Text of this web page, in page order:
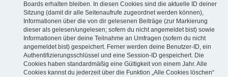
Boards erhalten bleiben. In diesen Cookies sind die aktuelle ID deiner
Sitzung (damit dir alle Seitenaufrufe zugeordnet werden können),
Informationen über die von dir gelesenen Beiträge (zur Markierung
dieser als gelesen/ungelesen; sofern du nicht angemeldet bist) sowie
Informationen über deine Teilnahme an Umfragen (sofern du nicht
angemeldet bist) gespeichert. Ferner werden deine Benutzer-ID, ein
Authentifizierungsschlüssel und eine Session-ID gespeichert. Die
Cookies haben standardmäßig eine Gültigkeit von einem Jahr. Alle
Cookies kannst du jederzeit über die Funktion „Alle Cookies löschen“